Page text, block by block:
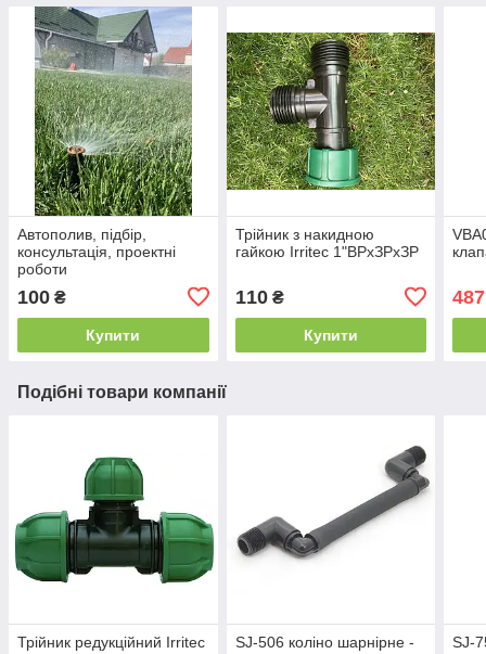
Автополив, підбір,
консультація, проектні
роботи
100 ₴
Купити
Трійник з накидною
гайкою Irritec 1"ВРхЗРхЗР
110₴
Купити
Подібні товари компанії
Трійник редукційний Irritec
SJ-506 коліно шарнірне -
SJ-